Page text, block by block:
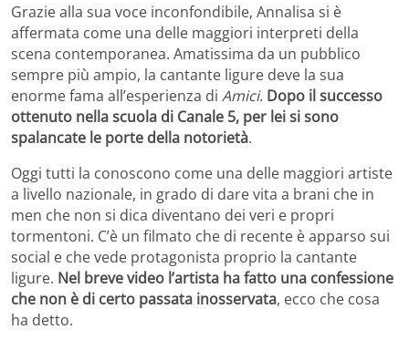
Grazie alla sua voce inconfondibile, Annalisa si è
affermata come una delle maggiori interpreti della
scena contemporanea. Amatissima da un pubblico
sempre più ampio, la cantante ligure deve la sua
enorme fama all’esperienza di Amici. Dopo il successo
ottenuto nella scuola di Canale 5, per lei si sono
spalancate le porte della notorietà.
Oggi tutti la conoscono come una delle maggiori artiste
a livello nazionale, in grado di dare vita a brani che in
men che non si dica diventano dei veri e propri
tormentoni. C’è un filmato che di recente è apparso sui
social e che vede protagonista proprio la cantante
ligure. Nel breve video l’artista ha fatto una confessione
che non è di certo passata inosservata, ecco che cosa
ha detto.